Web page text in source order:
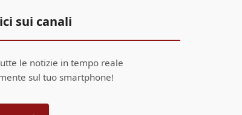
sui canali
le notizie in tempo reale
sul tuo smartphone!